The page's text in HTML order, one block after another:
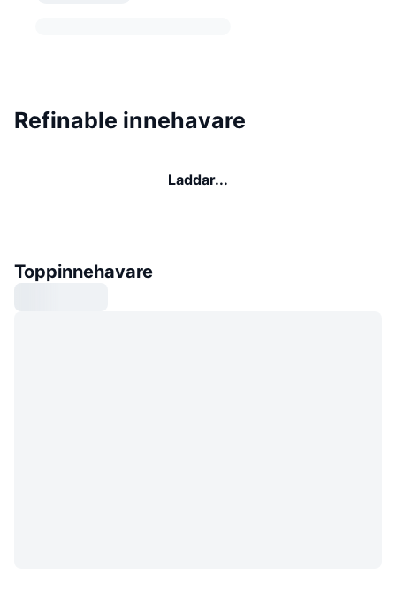
Refinable innehavare
Laddar...
Toppinnehavare